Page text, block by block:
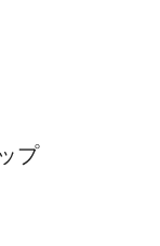
プ